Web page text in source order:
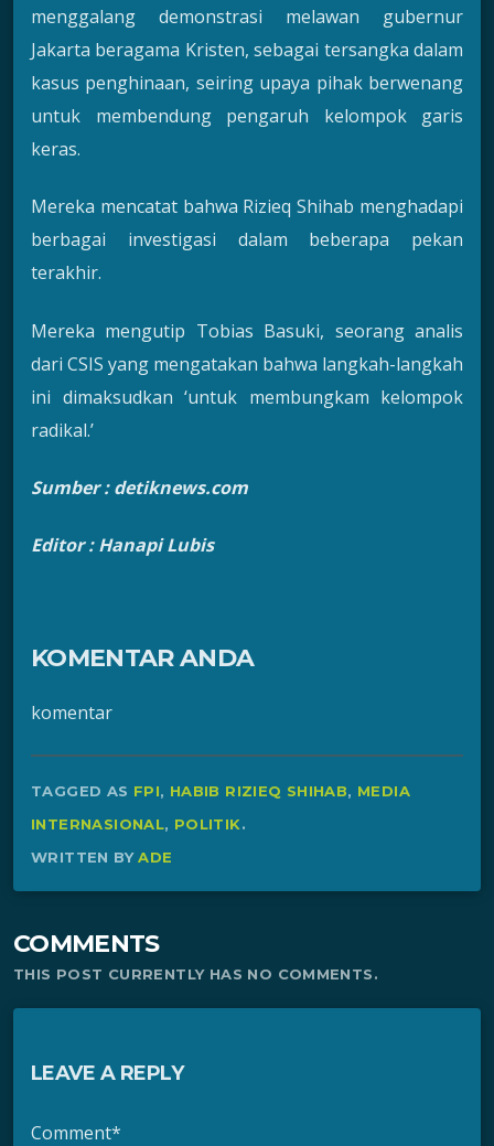
menggalang demonstrasi melawan gubernur
Jakarta beragama Kristen, sebagai tersangka dalam
kasus penghinaan, seiring upaya pihak berwenang
untuk membendung pengaruh kelompok garis
keras.
Mereka mencatat bahwa Rizieq Shihab menghadapi
berbagai investigasi dalam beberapa pekan
terakhir.
Mereka mengutip Tobias Basuki, seorang analis
dari CSIS yang mengatakan bahwa langkah-langkah
ini dimaksudkan ‘untuk membungkam kelompok
radikal.’
Sumber :detiknews.com
Editor : Hanapi Lubis
KOMENTAR ANDA
komentar
TAGGED AS FPI, HABIB RIZIEQ SHIHAB, MEDIA
INTERNASIONAL, POLITIK.
WRITTEN BYADE
COMMENTS
THIS POST CURRENTLY HAS NO COMMENTS.
LEAVE A REPLY
Comment*